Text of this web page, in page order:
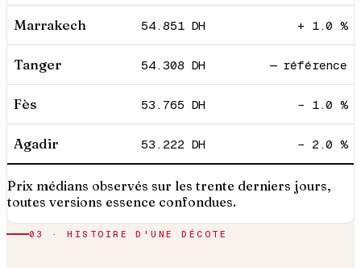
Marrakech 54.851DH + 1.0 %
Tanger 54.308 DH — référence
Fès 53.765 DH − 1.0 %
Agadir 53.222 DH − 2.0 %
Prix médians observés sur les trente derniers jours,
toutes versions essence confondues.
03 · HISTOIRE D'UNE DÉCOTE